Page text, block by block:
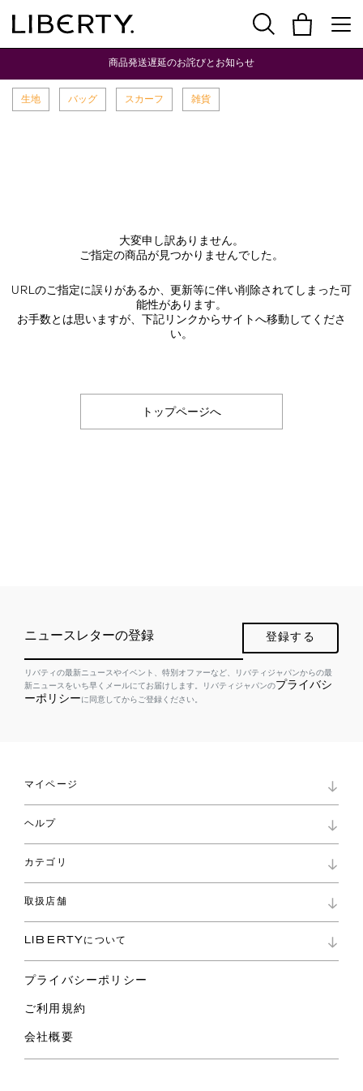
商品発送遅延のお詫びとお知らせ
生地 バッグ スカーフ 雑貨
大変申し訳ありません。
ご指定の商品が見つかりませんでした。
URLのご指定に誤りがあるか、更新等に伴い削除されてしまった可
能性があります。
お手数とは思いますが、下記リンクからサイトへ移動してくださ
い。
トップページへ
ニュースレターの登録 登録する
リバティの最新ニュースやイベント、特別オファーなど、リバティジャパンからの最
新ニュースをいち早くメールにてお届けします。リバティジャパンのプライバシ
ーポリシーに同意してからご登録ください。
マイページ
ロイヤリティプログラム
パスワード再設定
ショッピングバッグ
ヘルプ
お問い合わせ
よくあるご質問
ご利用ガイド
カテゴリ
コレクション
ファブリックス
バッグ
スカーフ
ウェア
ライフスタイル
スペシャル
取扱店舗
リバティ・ファブリックス
LIBERTYについて
プライバシーポリシー
ご利用規約
会社概要